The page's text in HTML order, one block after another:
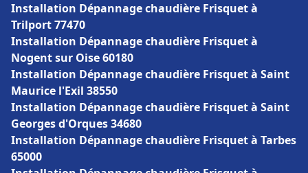
Installation Dépannage chaudière Frisquet à
Trilport 77470
Installation Dépannage chaudière Frisquet à
Nogent sur Oise 60180
Installation Dépannage chaudière Frisquet à Saint
Maurice l'Exil 38550
Installation Dépannage chaudière Frisquet à Saint
Georges d'Orques 34680
Installation Dépannage chaudière Frisquet à Tarbes
65000